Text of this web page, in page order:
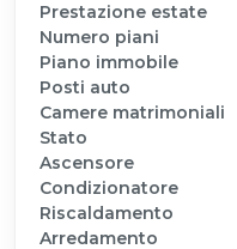
Prestazione estate
Numero piani
Piano immobile
Posti auto
Camere matrimoniali
Stato
Ascensore
Condizionatore
Riscaldamento
Arredamento